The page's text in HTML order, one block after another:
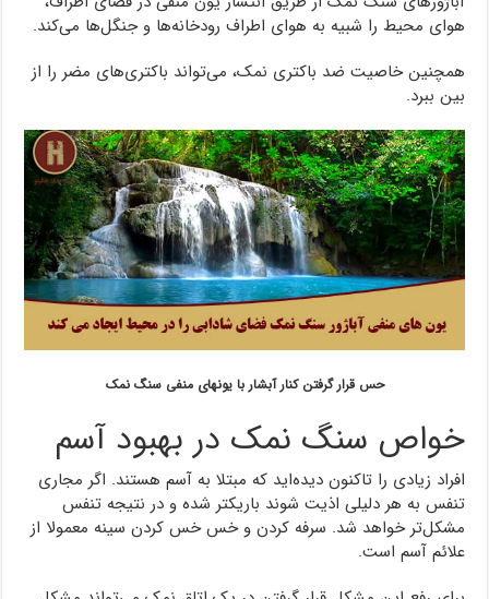
هوای محیط را شبیه به هوای اطراف رودخانه‌ها و جنگل‌ها می‌کند.
همچنین خاصیت ضد باکتری نمک، می‌تواند باکتری‌های مضر را از
بین ببرد.
حس قرار گرفتن کنار آبشار با یونهای منفی سنگ نمک
خواص سنگ نمک در بهبود آسم
افراد زیادی را تاکنون دیده‌اید که مبتلا به آسم هستند. اگر مجاری
تنفس به هر دلیلی اذیت شوند باریکتر شده و در نتیجه تنفس
مشکل‌تر خواهد شد. سرفه کردن و خس خس کردن سینه معمولا از
علائم آسم است.